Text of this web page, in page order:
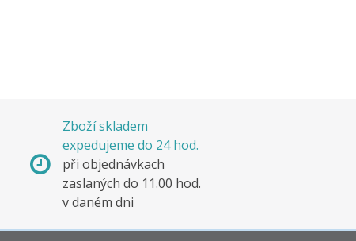
Zboží skladem
expedujeme do 24 hod.
při objednávkach
zaslaných do 11.00 hod.
v daném dni